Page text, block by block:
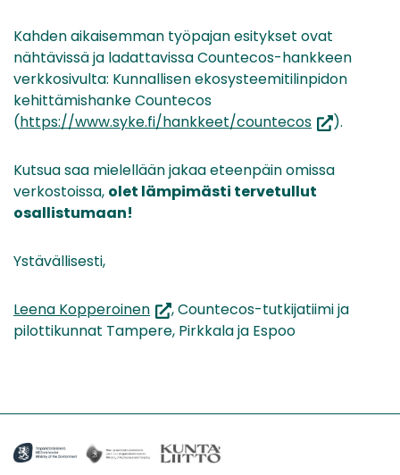
Kahden aikaisemman työpajan esitykset ovat
nähtävissä ja ladattavissa Countecos-hankkeen
verkkosivulta: Kunnallisen ekosysteemitilinpidon
kehittämishanke Countecos
(https://www.syke.fi/hankkeet/countecos(avautuu
ikkunaan,
siirryt
).
Kutsua saa mielellään jakaa eteenpäin omissa
verkostoissa, olet lämpimästi tervetullut
osallistumaan!
Ystävällisesti,
Leena Kopperoinen(siirryt
toiseen
, Countecos-tutkijatiimi ja
pilottikunnat Tampere, Pirkkala ja Espoo